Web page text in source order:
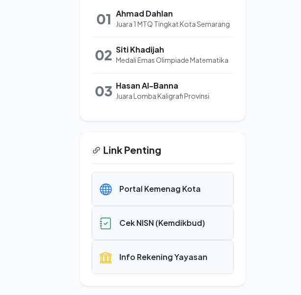
01 Ahmad Dahlan
Juara 1 MTQ Tingkat Kota Semarang
02 Siti Khadijah
Medali Emas Olimpiade Matematika
03 Hasan Al-Banna
Juara Lomba Kaligrafi Provinsi
Link Penting
Portal Kemenag Kota
Cek NISN (Kemdikbud)
Info Rekening Yayasan